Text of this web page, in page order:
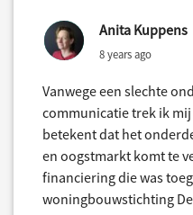
Anita Kuppens
8 years ago
Vanwege een slechte
communicatie trek ik
betekent dat het
en oogstmarkt komt te
financiering die was
woningbouwstichting